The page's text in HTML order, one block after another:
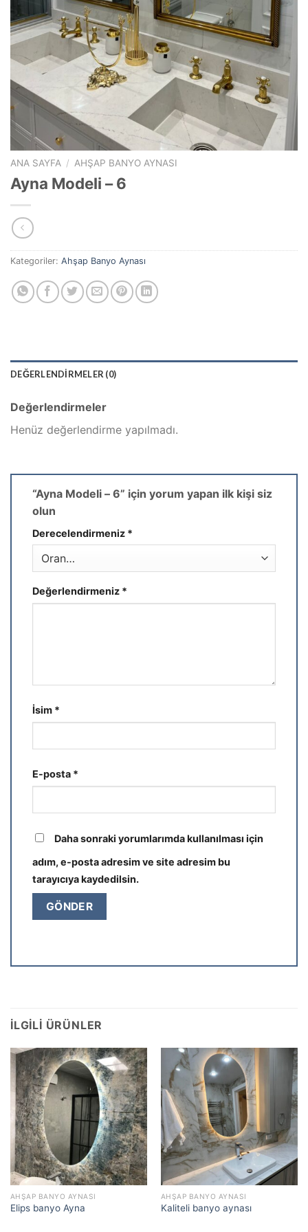
ANA SAYFA / AHŞAP BANYO AYNASI
Ayna Modeli – 6
Kategoriler: Ahşap Banyo Aynası
DEĞERLENDIRMELER (0)
Değerlendirmeler
Henüz değerlendirme yapılmadı.
“Ayna Modeli – 6” için yorum yapan ilk kişi siz
olun
Derecelendirmeniz *
Değerlendirmeniz *
İsim *
E-posta *
Daha sonraki yorumlarımda kullanılması için
adım, e-posta adresim ve site adresim bu
tarayıcıya kaydedilsin.
İLGILI ÜRÜNLER
AHŞAP BANYO AYNASI
Elips banyo Ayna
AHŞAP BANYO AYNASI
Kaliteli banyo aynası